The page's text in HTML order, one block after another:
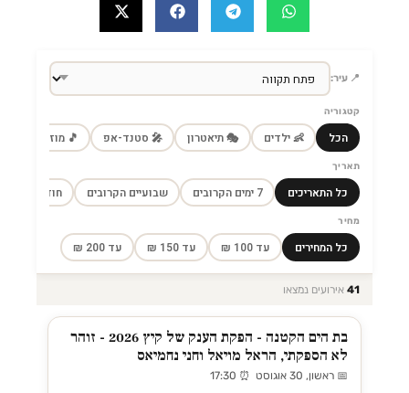
📍 עיר:
קטגוריה
הכל 👶 ילדים 🎭 תיאטרון 🎤 סטנד-אפ 🎵 מוזיקה
תאריך
כל התאריכים 7 ימים הקרובים שבועיים הקרובים חודש הקרוב
מחיר
כל המחירים עד 100 ₪ עד 150 ₪ עד 200 ₪
41 אירועים נמצאו
בת הים הקטנה - הפקת הענק של קיץ 2026 - זוהר
לא הספקתי, הראל מויאל וחני נחמיאס
📅 ראשון, 30 אוגוסט ⏰ 17:30